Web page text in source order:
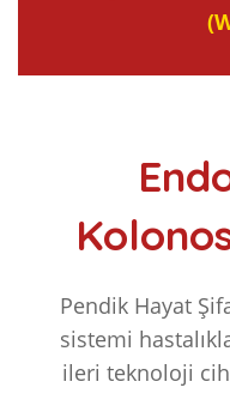
Pendik Hayat
sistemi
ileri teknoloji